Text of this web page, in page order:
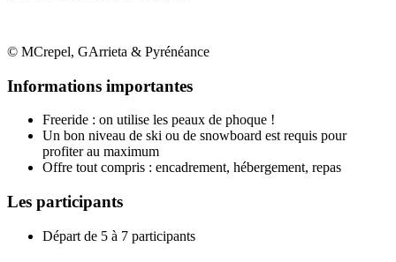
© MCrepel, GArrieta & Pyrénéance
Informations importantes
Freeride : on utilise les peaux de phoque !
Un bon niveau de ski ou de snowboard est requis pour
profiter au maximum
Offre tout compris : encadrement, hébergement, repas
Les participants
Départ de 5 à 7 participants